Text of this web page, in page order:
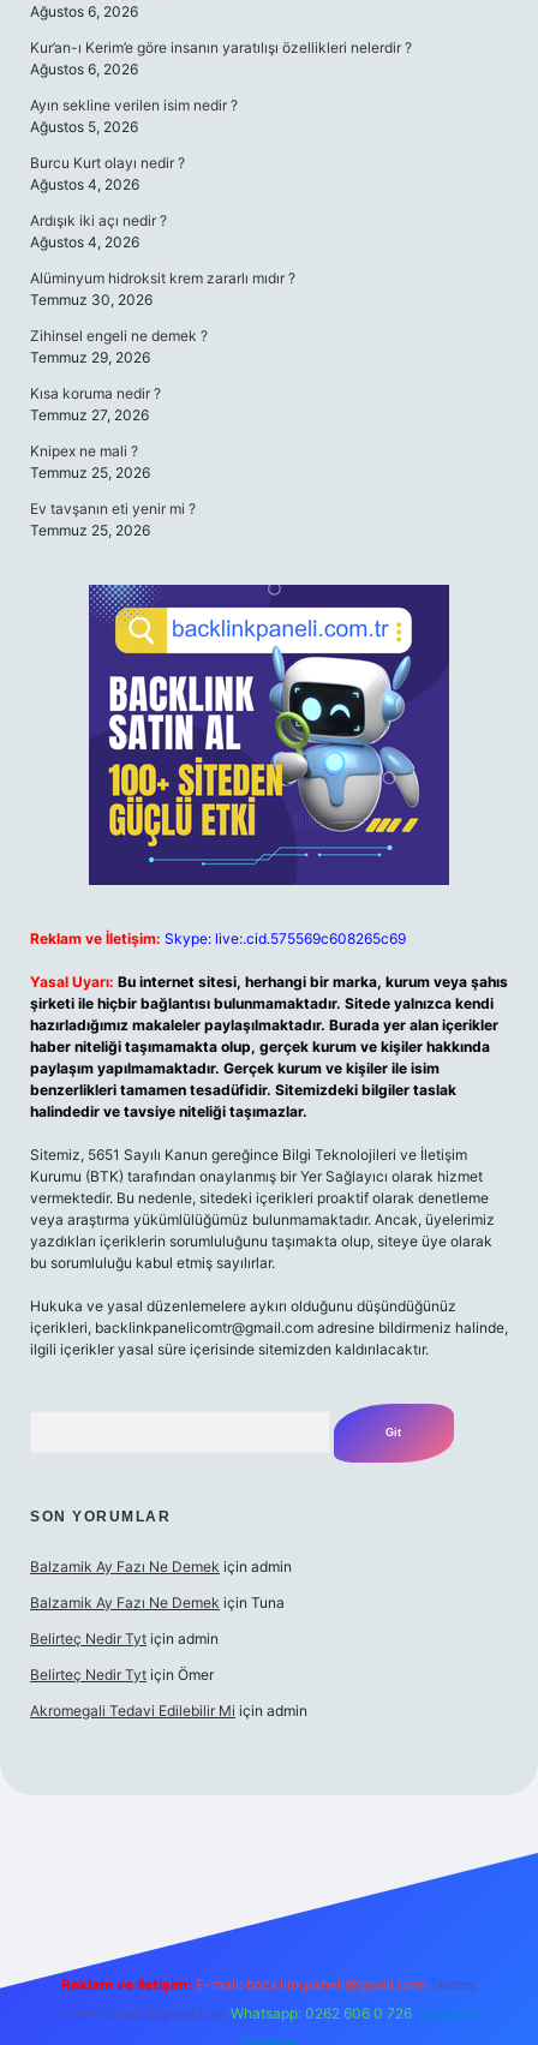
Ağustos 6, 2026
Kur’an-ı Kerim’e göre insanın yaratılışı özellikleri nelerdir ?
Ağustos 6, 2026
Ayın sekline verilen isim nedir ?
Ağustos 5, 2026
Burcu Kurt olayı nedir ?
Ağustos 4, 2026
Ardışık iki açı nedir ?
Ağustos 4, 2026
Alüminyum hidroksit krem zararlı mıdır ?
Temmuz 30, 2026
Zihinsel engeli ne demek ?
Temmuz 29, 2026
Kısa koruma nedir ?
Temmuz 27, 2026
Knipex ne mali ?
Temmuz 25, 2026
Ev tavşanın eti yenir mi ?
Temmuz 25, 2026
Reklam ve İletişim: Skype: live:.cid.575569c608265c69
Yasal Uyarı: Bu internet sitesi, herhangi bir marka, kurum veya şahıs
şirketi ile hiçbir bağlantısı bulunmamaktadır. Sitede yalnızca kendi
hazırladığımız makaleler paylaşılmaktadır. Burada yer alan içerikler
haber niteliği taşımamakta olup, gerçek kurum ve kişiler hakkında
paylaşım yapılmamaktadır. Gerçek kurum ve kişiler ile isim
benzerlikleri tamamen tesadüfidir. Sitemizdeki bilgiler taslak
halindedir ve tavsiye niteliği taşımazlar.
Sitemiz, 5651 Sayılı Kanun gereğince Bilgi Teknolojileri ve İletişim
Kurumu (BTK) tarafından onaylanmış bir Yer Sağlayıcı olarak hizmet
vermektedir. Bu nedenle, sitedeki içerikleri proaktif olarak denetleme
veya araştırma yükümlülüğümüz bulunmamaktadır. Ancak, üyelerimiz
yazdıkları içeriklerin sorumluluğunu taşımakta olup, siteye üye olarak
bu sorumluluğu kabul etmiş sayılırlar.
Hukuka ve yasal düzenlemelere aykırı olduğunu düşündüğünüz
içerikleri, backlinkpanelicomtr@gmail.com adresine bildirmeniz halinde,
ilgili içerikler yasal süre içerisinde sitemizden kaldırılacaktır.
SON YORUMLAR
Balzamik Ay Fazı Ne Demek için admin
Balzamik Ay Fazı Ne Demek için Tuna
Belirteç Nedir Tyt için admin
Belirteç Nedir Tyt için Ömer
Akromegali Tedavi Edilebilir Mi için admin
Reklam ve İletişim: E-mail: backlinkpaneli@gmail.com Teams:
forumhizmeti@gmail.com Whatsapp: 0262 606 0 726 Telegram: